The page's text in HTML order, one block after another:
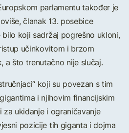
parlamentu također je
članak 13. posebice
koji sadržaj pogrešno ukloni,
učinkovitom i brzom
a što trenutačno nije slučaj.
koji su povezan s tim
i njihovim financijskim
ukidanje i ograničavanje
pozicije tih giganta i dojma